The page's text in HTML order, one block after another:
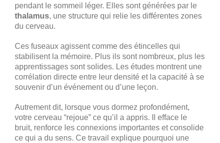
pendant le sommeil léger. Elles sont générées par le
thalamus, une structure qui relie les différentes zones
du cerveau.
Ces fuseaux agissent comme des étincelles qui
stabilisent la mémoire. Plus ils sont nombreux, plus les
apprentissages sont solides. Les études montrent une
corrélation directe entre leur densité et la capacité à se
souvenir d’un événement ou d’une leçon.
Autrement dit, lorsque vous dormez profondément,
votre cerveau “rejoue” ce qu’il a appris. Il efface le
bruit, renforce les connexions importantes et consolide
ce qui a du sens. Ce travail explique pourquoi une